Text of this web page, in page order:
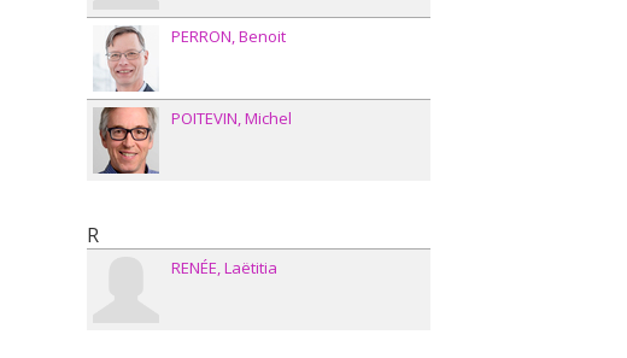
PERRON Benoit
POITEVIN Michel
R
RENÉE Laëtitia